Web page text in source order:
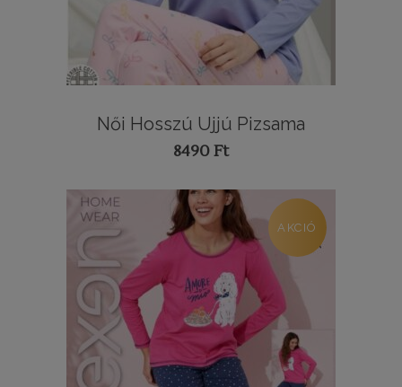
Női Hosszú Ujjú Pizsama
8490Ft
AKCIÓ